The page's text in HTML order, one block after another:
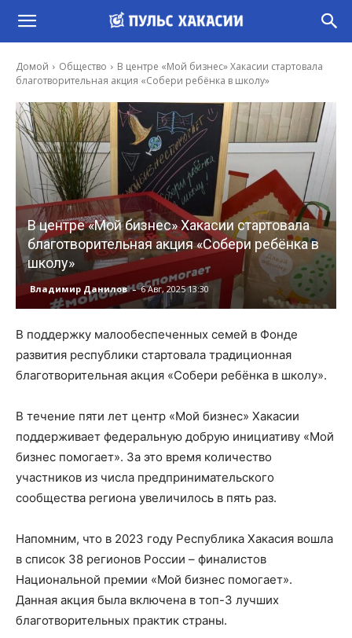
Домой Общество
В центре «Мой бизнес» Хакасии стартовала
благотворительная акция «Собери ребёнка в школу»
В центре «Мой бизнес» Хакасии стартовала
благотворительная акция «Собери ребёнка в
школу»
Владимир Данилов - 6 Авг, 2025 13:30
В поддержку малообеспеченных семей в Фонде
развития республики стартовала традиционная
благотворительная акция «Собери ребёнка в школу».
В течение пяти лет центр «Мой бизнес» Хакасии
поддерживает федеральную добрую инициативу «Мой
бизнес помогает». За это время количество
участников из числа предпринимательского
сообщества региона увеличилось в пять раз.
Напомним, что в 2023 году Республика Хакасия вошла
в список 38 регионов России – финалистов
Национальной премии «Мой бизнес помогает».
Данная акция была включена в топ-3 лучших
благотворительных практик страны.